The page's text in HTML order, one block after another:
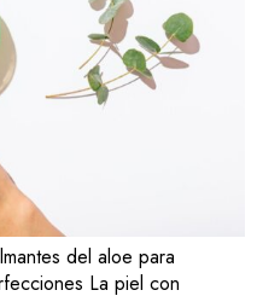
del aloe para
La piel con